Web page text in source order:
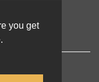
you get